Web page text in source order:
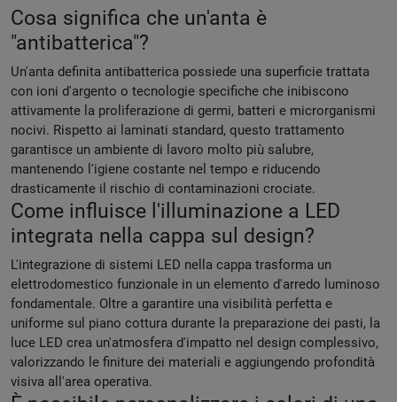
Cosa significa che un'anta è
"antibatterica"?
Un'anta definita antibatterica possiede una superficie trattata
con ioni d'argento o tecnologie specifiche che inibiscono
attivamente la proliferazione di germi, batteri e microrganismi
nocivi. Rispetto ai laminati standard, questo trattamento
garantisce un ambiente di lavoro molto più salubre,
mantenendo l'igiene costante nel tempo e riducendo
drasticamente il rischio di contaminazioni crociate.
Come influisce l'illuminazione a LED
integrata nella cappa sul design?
L'integrazione di sistemi LED nella cappa trasforma un
elettrodomestico funzionale in un elemento d'arredo luminoso
fondamentale. Oltre a garantire una visibilità perfetta e
uniforme sul piano cottura durante la preparazione dei pasti, la
luce LED crea un'atmosfera d'impatto nel design complessivo,
valorizzando le finiture dei materiali e aggiungendo profondità
visiva all'area operativa.